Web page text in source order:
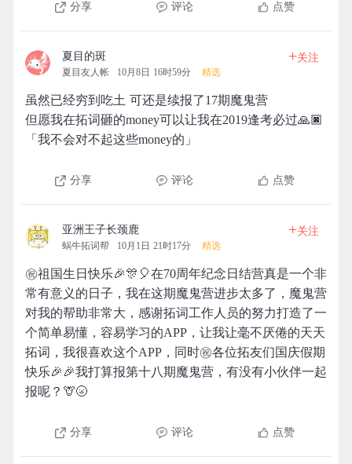
分享 评论 点赞
夏目的斑
夏目友人帐 10月8日 16时59分 精选
+关注
虽然已经穷到吃土 可还是续报了17期魔鬼营
但愿我在拓词砸的money可以让我在2019逢考必过🙏🏿
「我不会对不起这些money的」
分享 评论 点赞
亚洲王子长颈鹿
蜗牛拓词帮 10月1日 21时17分 精选
+关注
㊗️祖国生日快乐🎉🎊🎈在70周年纪念日结营真是一个非
常有意义的日子，我在这期魔鬼营进步太多了，魔鬼营
对我的帮助非常大，感谢拓词工作人员的努力打造了一
个简单易懂，容易学习的APP，让我让毫不厌倦的天天
拓词，我很喜欢这个APP，同时㊗️各位拓友们国庆假期
快乐🎉🎉我打算报第十八期魔鬼营，有没有小伙伴一起
报呢？🦒🌝
分享 评论 点赞